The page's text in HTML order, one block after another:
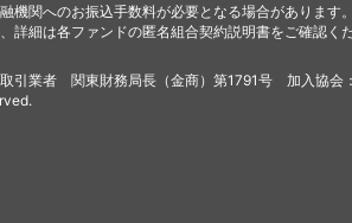
機関へのお振込手数料が必要となる場合があります
細は各ファンドの匿名組合契約説明書をご確認くだ
引業者 関東財務局長（金商）第1791号 加入協会